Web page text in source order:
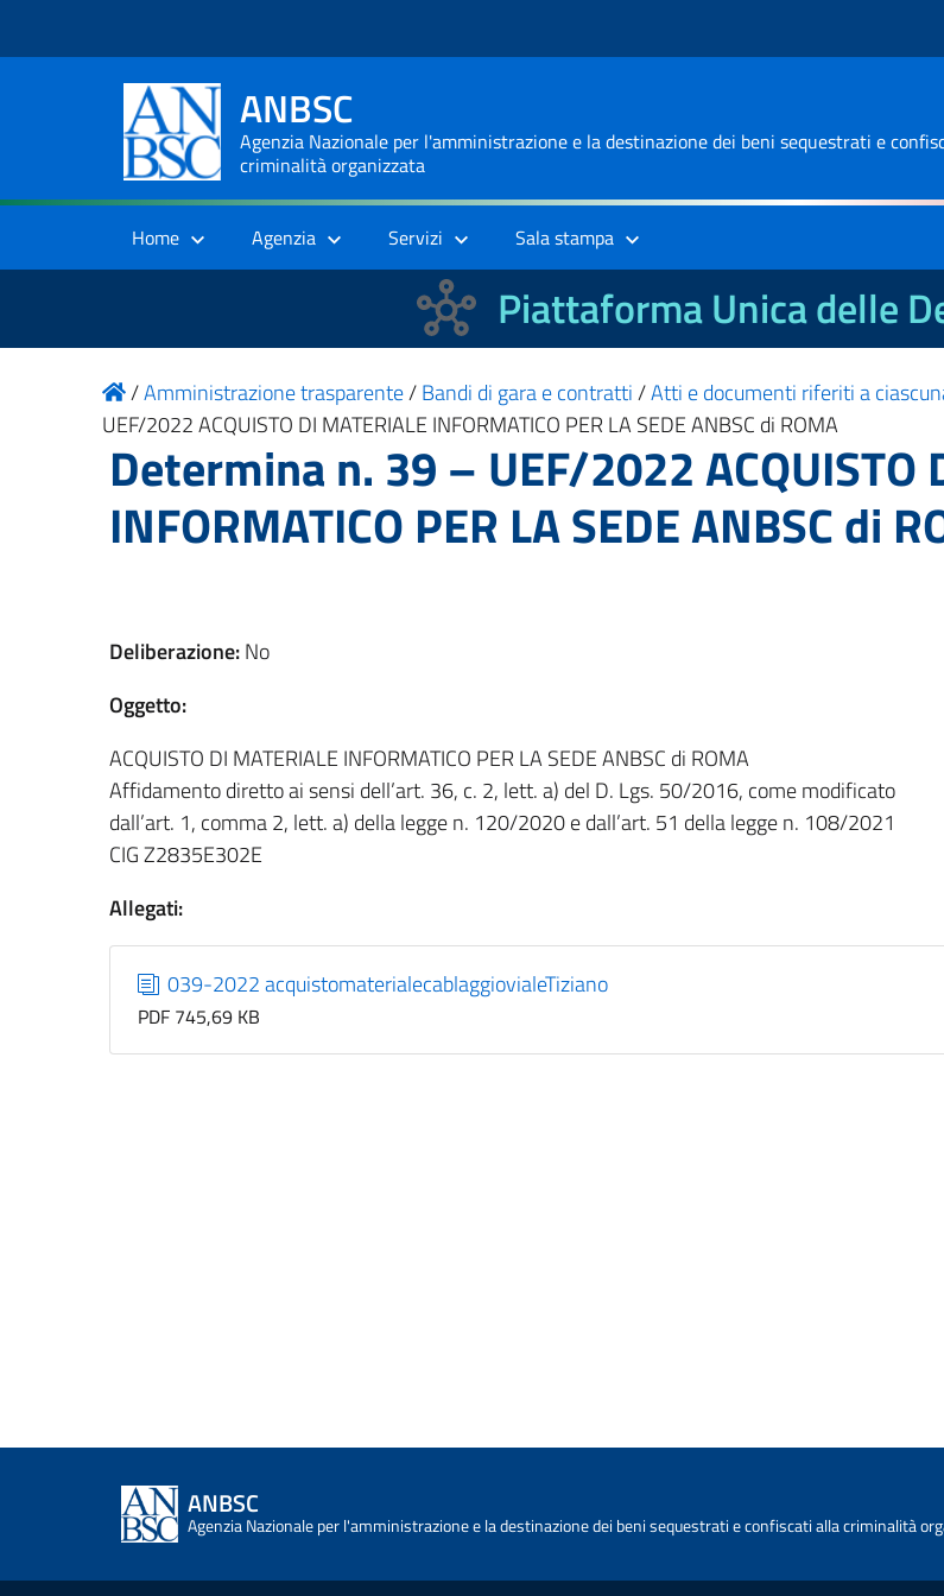
ANBSC
Agenzia Nazionale per l'amministrazione e la destinazione dei beni sequestrati e
criminalità organizzata
Home Agenzia Servizi Sala stampa
Piattaforma Unica delle
/Amministrazione trasparente/Bandi di gara e contratti/Atti e documenti riferiti a
UEF/2022 ACQUISTO DI MATERIALE INFORMATICO PER LA SEDE ANBSC di ROMA
Determina n. 39 – UEF/2022 ACQUISTO
INFORMATICO PER LA SEDE ANBSC di
Deliberazione:No
Oggetto:
ACQUISTO DI MATERIALE INFORMATICO PER LA SEDE ANBSC di ROMA
Affidamento diretto ai sensi dell’art. 36, c. 2, lett. a) del D. Lgs. 50/2016, come modificato
dall’art. 1, comma 2, lett. a) della legge n. 120/2020 e dall’art. 51 della legge n. 108/2021
CIG Z2835E302E
Allegati:
039-2022 acquistomaterialecablaggiovialeTiziano
PDF 745,69 KB
ANBSC
Agenzia Nazionale per l'amministrazione e la destinazione dei beni sequestrati e confiscati alla criminalità